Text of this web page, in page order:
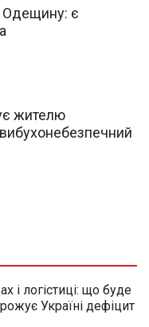
Одещину: є
жителю
і логістиці: що буде
Україні дефіцит